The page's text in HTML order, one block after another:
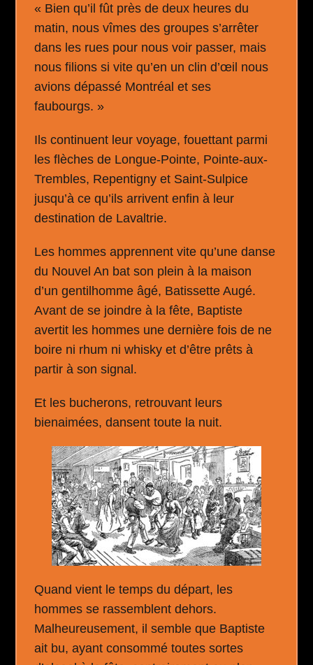
« Bien qu’il fût près de deux heures du
matin, nous vîmes des groupes s’arrêter
dans les rues pour nous voir passer, mais
nous filions si vite qu’en un clin d’œil nous
avions dépassé Montréal et ses
faubourgs. »
Ils continuent leur voyage, fouettant parmi
les flèches de Longue-Pointe, Pointe-aux-
Trembles, Repentigny et Saint-Sulpice
jusqu’à ce qu’ils arrivent enfin à leur
destination de Lavaltrie.
Les hommes apprennent vite qu’une danse
du Nouvel An bat son plein à la maison
d’un gentilhomme âgé, Batissette Augé.
Avant de se joindre à la fête, Baptiste
avertit les hommes une dernière fois de ne
boire ni rhum ni whisky et d’être prêts à
partir à son signal.
Et les bucherons, retrouvant leurs
bienaimées, dansent toute la nuit.
Quand vient le temps du départ, les
hommes se rassemblent dehors.
Malheureusement, il semble que Baptiste
ait bu, ayant consommé toutes sortes